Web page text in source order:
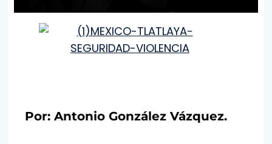
Por: Antonio González Vázquez.